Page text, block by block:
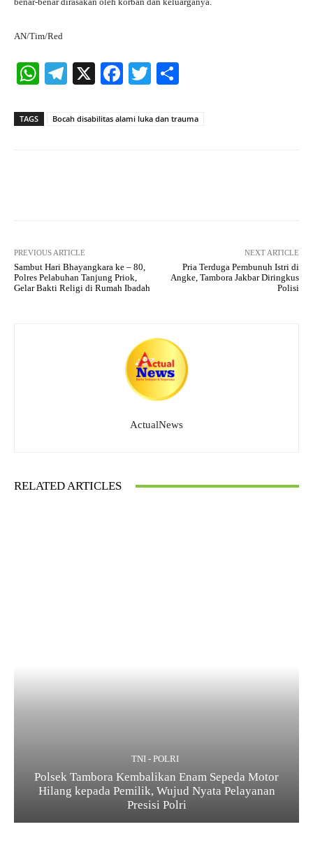
AN/Tim/Red
W
ts
Te
gr
X
Fa
bo
T
tte re
TAGS Bocah disabilitas alami luka dan trauma
PREVIOUS ARTICLE
Sambut Hari Bhayangkara ke – 80,
Polres Pelabuhan Tanjung Priok,
Gelar Bakti Religi di Rumah Ibadah
NEXT ARTICLE
Pria Terduga Pembunuh Istri di
Angke, Tambora Jakbar Diringkus
Polisi
ActualNews
RELATED ARTICLES
TNI - POLRI
Polsek Tambora Kembalikan Enam Sepeda Motor
Hilang kepada Pemilik, Wujud Nyata Pelayanan
Presisi Polri